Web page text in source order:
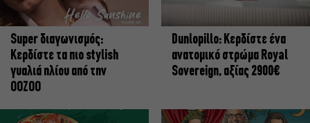
Super διαγωνισμός:
Κερδίστε τα πιο stylish
γυαλιά ηλίου από την
OOZOO
Dunlopillo: Κερδίστε ένα
ανατομικό στρώμα Royal
Sovereign, αξίας 2900€